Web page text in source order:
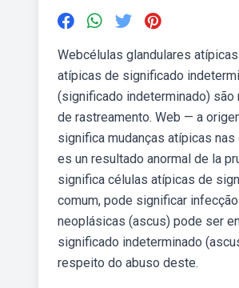
Webcélulas glandulares
atípicas de significado
(significado indeterminado) são
de rastreamento. Web — a
significa mudanças atípicas
es un resultado anormal de la
significa células atípicas de
comum, pode significar
neoplásicas (ascus) pode ser
significado indeterminado
respeito do abuso deste.